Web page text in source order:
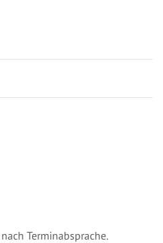
Terminabsprache.